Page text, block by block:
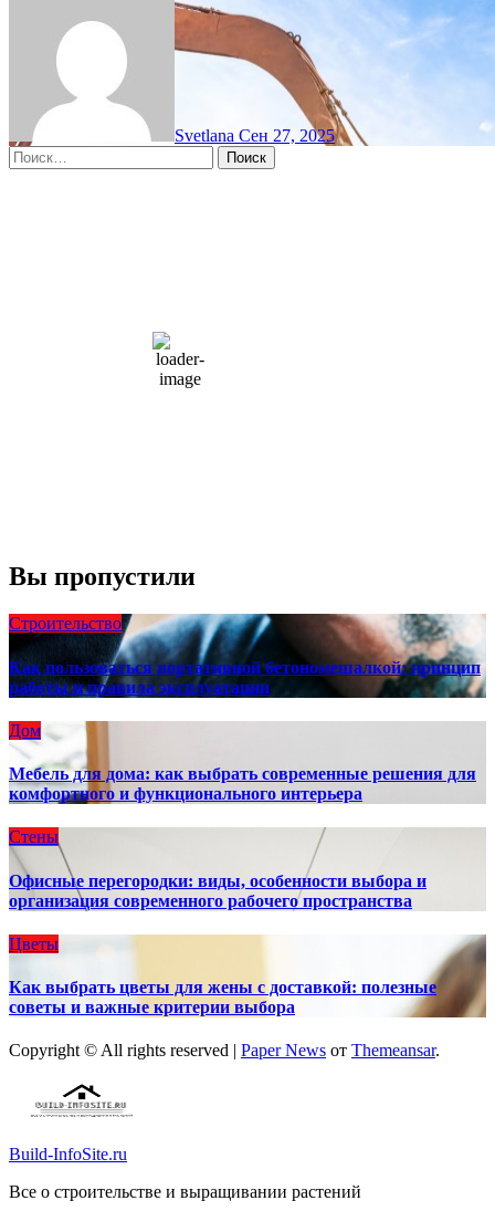
Svetlana Сен 27, 2025
Найти:
66 %
1004 мб
10 mph
Вы пропустили
Строительство
Как пользоваться портативной бетономешалкой: принцип
работы и правила эксплуатации
Дом
Мебель для дома: как выбрать современные решения для
комфортного и функционального интерьера
Стены
Офисные перегородки: виды, особенности выбора и
организация современного рабочего пространства
Цветы
Как выбрать цветы для жены с доставкой: полезные
советы и важные критерии выбора
Copyright © All rights reserved Paper News от Themeansar.
Build-InfoSite.ru
Все о строительстве и выращивании растений